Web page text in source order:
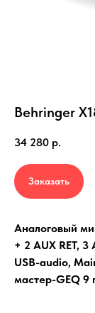
Behringer
34 280 р.
Заказать
Аналоговый
+ 2 AUX RET, 3
USB-audio,
мастер-GEQ 9